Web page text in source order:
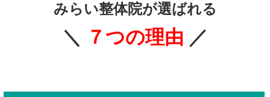
みらい整体院が選ばれる
＼ ７つの理由 ／